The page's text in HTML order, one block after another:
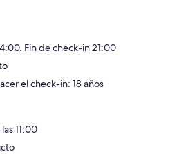
Fin de check-in 21:00
el check-in: 18 años
11:00